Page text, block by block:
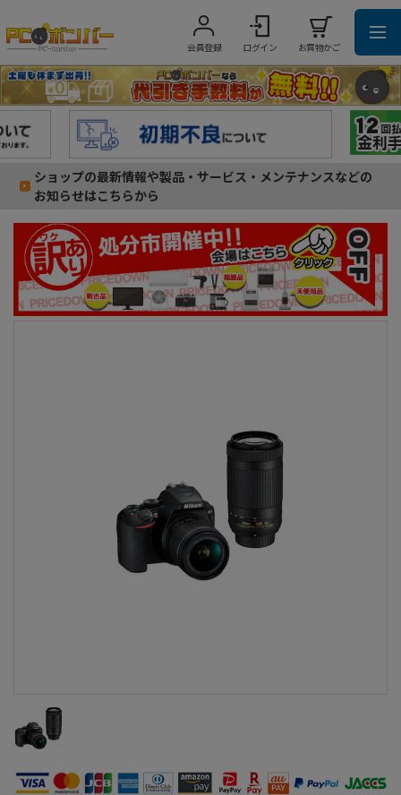
会員登録 ログイン お買物かご
ショップの最新情報や製品・サービス・メンテナンスなどの
お知らせはこちらから